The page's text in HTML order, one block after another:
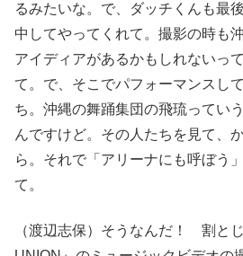
るみたいな。で、ダッチくんも最
中してやってくれて。撮影の時も
アイディアがあるかもしれないっ
て。で、そこでパフォーマンスし
ち。沖縄の舞踊集団の飛琉ってい
んですけど。その人たちを見て、
ら。それで「アリーナにも呼ぼう
て。
（渡辺志保）そうなんだ！ 割と